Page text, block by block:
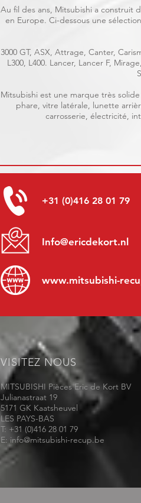
Au fil des ans, Mitsubishi a construit
en Europe. Ci-dessous une
3000 GT, ASX, Attrage, Canter,
L300, L400. Lancer, Lancer F,
Mitsubishi est une marque très
phare, vitre latérale, lunette
carrosserie, électricité,
Info@ericdekort.nl
www.mitsubishi-
+31 (0)416 28 01 79
VISITEZ NOUS
MITSUBISHI Pièces Eric de Kort BV
Julianastraat 19
5171 GK Kaatsheuvel
LES PAYS-BAS
T: +31 (0)416 28 01 79
E: info@mitsubishi-recup.be